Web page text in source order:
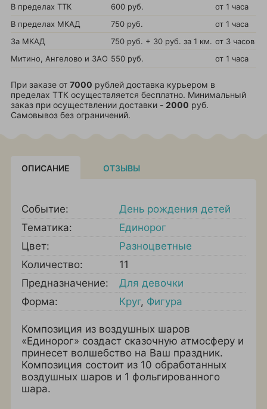
В пределах ТТК 600 руб.
от 1 часа
В пределах МКАД
750 руб.
от 1 часа
За МКАД
750 руб. + 30 руб. за 1 км. от 3 часов
Митино, Ангелово и ЗАО 550 руб. от 1 часа
При заказе от 7000 рублей доставка курьером в
пределах ТТК осуществляется бесплатно. Минимальный
заказ при осуществлении доставки - 2000 руб.
Самовывоз без ограничений.
ОПИСАНИЕ ОТЗЫВЫ
Событие:
День рождения детей
Тематика:
Единорог
Цвет:
Разноцветные
Количество:
11
Предназначение:
Для девочки
Форма:
Круг, Фигура
Композиция из воздушных шаров
«Единорог» создаст сказочную атмосферу и
принесет волшебство на Ваш праздник.
Композиция состоит из 10 обработанных
воздушных шаров и 1 фольгированного
шара.